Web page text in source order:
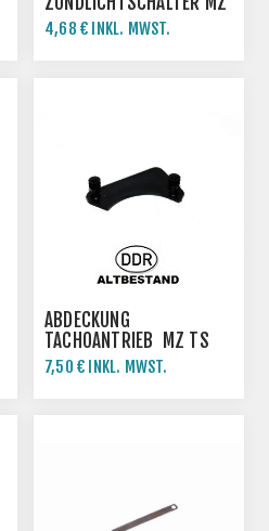
ETZ
4,68 € INKL. MWST.
ABDECKUNG
TACHOANTRIEB MZ TS
ETZ
7,50 € INKL. MWST.